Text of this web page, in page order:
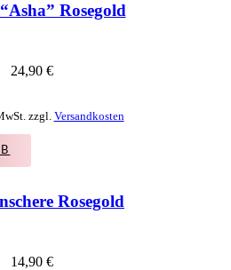
Rosegold
24,90 €
zzgl. Versandkosten
Rosegold
14,90 €